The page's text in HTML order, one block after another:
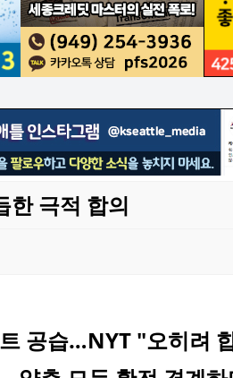
한 극적 합의
공습…NYT "오히려